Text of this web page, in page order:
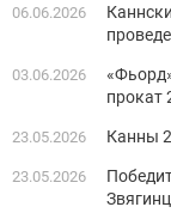
06.06.2026
03.06.2026
прокат
23.05.2026 Канны
23.05.2026